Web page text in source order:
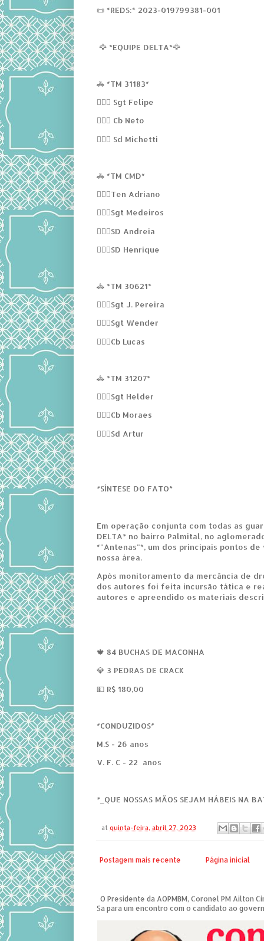
📜 *REDS:* 2023-019799381-001
🦅 *EQUIPE DELTA*🦅
🚓 *TM 31183*
👮🏻‍♂️ Sgt Felipe
👮🏻‍♂️ Cb Neto
👮🏻‍♂️ Sd Michetti
🚓 *TM CMD*
👮🏻‍♂️Ten Adriano
👮🏻‍♂️Sgt Medeiros
👮🏻‍♀️SD Andreia
👮🏻‍♂️SD Henrique
🚓 *TM 30621*
👮🏻‍♂️Sgt J. Pereira
👮🏻‍♂️Sgt Wender
👮🏻‍♂️Cb Lucas
🚓 *TM 31207*
👮🏻‍♂️Sgt Helder
👮🏻‍♂️Cb Moraes
👮🏻‍♂️Sd Artur
*SÍNTESE DO FATO*
Em operação conjunta com todas as
DELTA* no bairro Palmital, no
*"Antenas"*, um dos principais pontos
nossa área.
Após monitoramento da mercância de
dos autores foi feita incursão tática e
autores e apreendido os materiais
🍁 84 BUCHAS DE MACONHA
💎 3 PEDRAS DE CRACK
💵 R$ 180,00
*CONDUZIDOS*
M.S - 26 anos
V. F. C - 22 anos
*_QUE NOSSAS MÃOS SEJAM HÁBEIS NA
atquinta-feira, abril 27, 2023
Postagem mais recente Página inicial
O Presidente da AOPMBM, Coronel PM Ailton
Sa para um encontro com o candidato ao